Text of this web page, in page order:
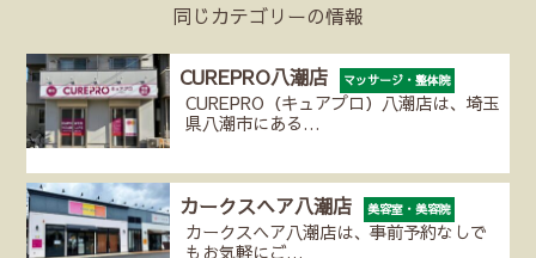
同じカテゴリーの情報
CUREPRO八潮店 マッサージ・整体院
CUREPRO（キュアプロ）八潮店は、埼玉
県八潮市にある…
カークスヘア八潮店 美容室・美容院
カークスヘア八潮店は、事前予約なしで
もお気軽にご…